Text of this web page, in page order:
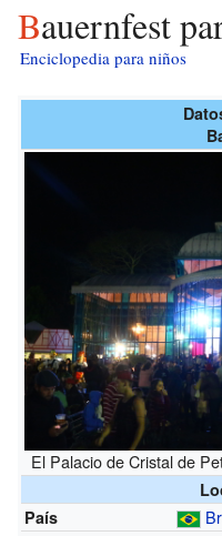
Bauernfest
Enciclopedia para niños
El Palacio de Cristal de
País